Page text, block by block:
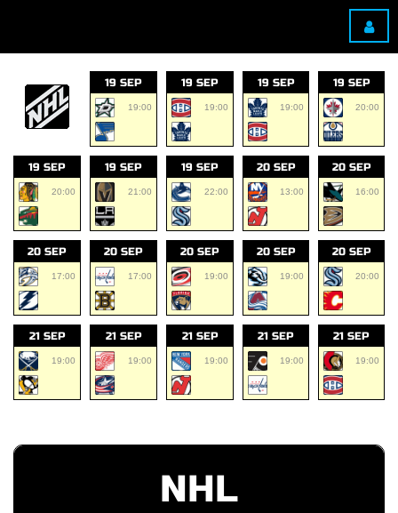
19 SEP
19:00
19 SEP
19:00
19 SEP
19:00
19 SEP
20:00
19 SEP
20:00
19 SEP
21:00
19 SEP
22:00
20 SEP
13:00
20 SEP
16:00
20 SEP
17:00
20 SEP
17:00
20 SEP
19:00
20 SEP
19:00
20 SEP
20:00
21 SEP
19:00
21 SEP
19:00
21 SEP
19:00
21 SEP
19:00
21 SEP
19:00
NHL